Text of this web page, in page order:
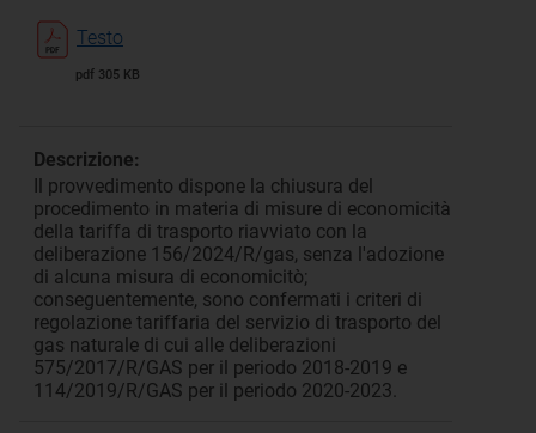
Testo
pdf 305 KB
Descrizione:
Il provvedimento dispone la chiusura del
procedimento in materia di misure di economicità
della tariffa di trasporto riavviato con la
deliberazione 156/2024/R/gas, senza l'adozione
di alcuna misura di economicitò;
conseguentemente, sono confermati i criteri di
regolazione tariffaria del servizio di trasporto del
gas naturale di cui alle deliberazioni
575/2017/R/GAS per il periodo 2018-2019 e
114/2019/R/GAS per il periodo 2020-2023.